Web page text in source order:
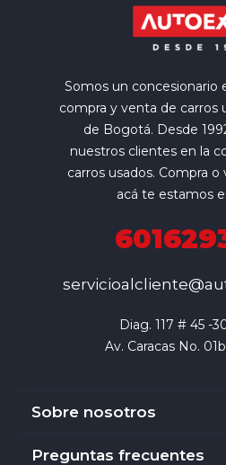
Somos un concesionario
compra y venta de carros
de Bogotá. Desde
nuestros clientes en la
carros usados. Compra
acá te estamos
Diag. 117 # 45 -
Av. Caracas No.
Sobre nosotros
Preguntas frecuentes